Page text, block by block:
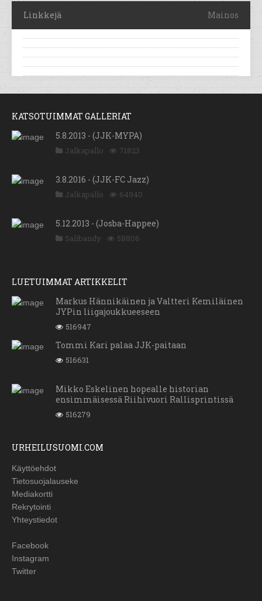
Linkkejä Mainos
KATSOTUIMMAT GALLERIAT
5.8.2013 - (JJK-MYPA)
Jalkapallo 71823
3.8.2016 - (JJK-FC Jazz)
Jalkapallo 64940
5.12.2013 - (Josba-Happee)
Salibandy 58806
LUETUIMMAT ARTIKKELIT
Markus Hännikäinen ja Valtteri Kemiläinen
JYPin liigajoukkueeseen
516947
Tommi Kari palaa JJK-paitaan
516631
Mikko Eskelinen hopealle historian
ensimmäisessä Riihivuori Rallisprintissä
516279
URHEILUSUOMI.COM
Käyttöehdot
Tietosuojalauseke
Mediakortti
Rekrytointi
Yhteystiedot
Facebook
Instagram
Twitter